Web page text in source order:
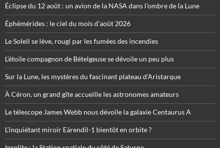
Éclipse du 12 août : un avion de la NASA dans l’ombre de la Lune
Éphémérides : le ciel du mois d’août 2026
Le Soleil se lève, rougi par les fumées des incendies
L’étoile compagnon de Bételgeuse se dévoile un peu plus
Sur la Lune, les mystères du fascinant plateau d’Aristarque
À Céron, un grand gîte accueille les astronomes amateurs
Le télescope James Webb nous dévoile la galaxie Centaurus A
L’inquiétant miroir Eärendil-1 bientôt en orbite ?